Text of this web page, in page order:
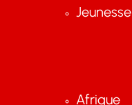
Jeunesse
Afrique